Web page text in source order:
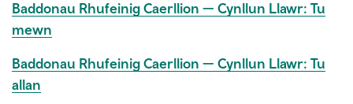
Baddonau Rhufeinig Caerllion — Cynllun Llawr: Tu
mewn
Baddonau Rhufeinig Caerllion — Cynllun Llawr: Tu
allan